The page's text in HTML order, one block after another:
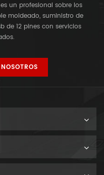
un profesional sobre los
moldeado, suministro de
de 12 pines con servicios